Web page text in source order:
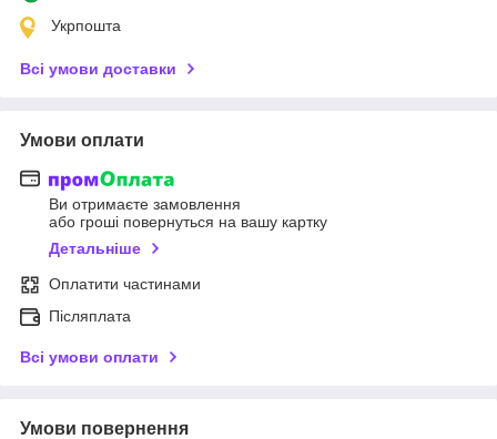
Укрпошта
Всі умови доставки
Умови оплати
Ви отримаєте замовлення
або гроші повернуться на вашу картку
Детальніше
Оплатити частинами
Післяплата
Всі умови оплати
Умови повернення